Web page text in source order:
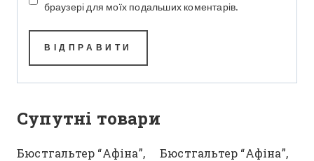
браузері для моїх подальших коментарів.
Супутні товари
Бюстгальтер “Афіна”,
Бюстгальтер “Афіна”,